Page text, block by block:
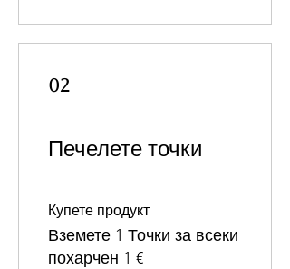
02
Печелете точки
Купете продукт
Вземете 1 Точки за всеки
похарчен 1 €